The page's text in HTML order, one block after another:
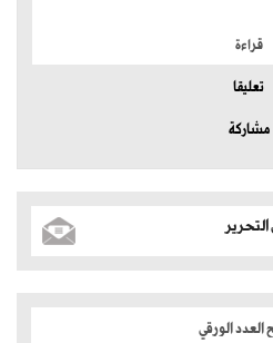
قراءة
تعليقا
مشاركة
الورقي